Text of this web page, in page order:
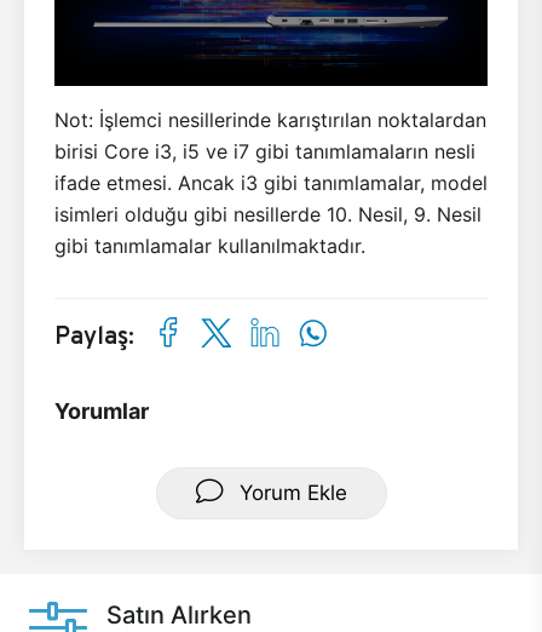
Not: İşlemci nesillerinde karıştırılan noktalardan
birisi Core i3, i5 ve i7 gibi tanımlamaların nesli
ifade etmesi. Ancak i3 gibi tanımlamalar, model
isimleri olduğu gibi nesillerde 10. Nesil, 9. Nesil
gibi tanımlamalar kullanılmaktadır.
Paylaş:
Yorumlar
Yorum Ekle
Satın Alırken